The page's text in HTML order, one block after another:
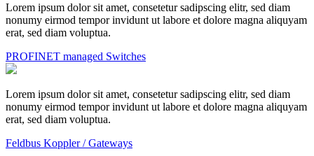
Lorem ipsum dolor sit amet, consetetur sadipscing elitr, sed diam
nonumy eirmod tempor invidunt ut labore et dolore magna aliquyam
erat, sed diam voluptua.
PROFINET managed Switches
Lorem ipsum dolor sit amet, consetetur sadipscing elitr, sed diam
nonumy eirmod tempor invidunt ut labore et dolore magna aliquyam
erat, sed diam voluptua.
Feldbus Koppler / Gateways